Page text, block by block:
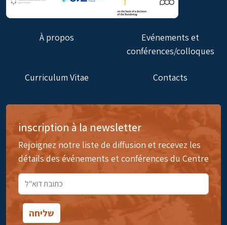
À propos
Evénements et
conférences/colloques
Curriculum Vitae Contacts
inscription à la newsletter
Rejoignez notre liste de diffusion et recevez les
détails des événements et conférences du Centre